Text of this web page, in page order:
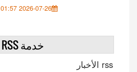
2026-07-26 00:01:57
خدمة RSS
rss الأخبار